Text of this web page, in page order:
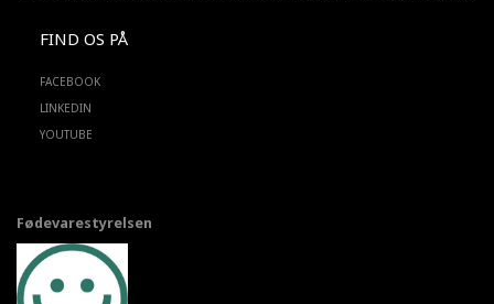
FIND OS PÅ
FACEBOOK
LINKEDIN
YOUTUBE
Fødevarestyrelsen